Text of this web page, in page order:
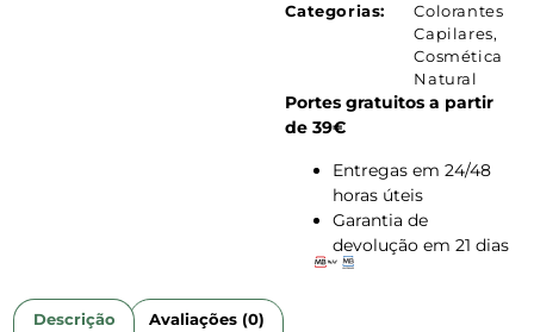
Categorias:
Colorantes
Capilares,
Cosmética
Natural
Portes gratuitos a partir
de 39€
Entregas em 24/48
horas úteis
Garantia de
devolução em 21 dias
Descrição Avaliações (0)